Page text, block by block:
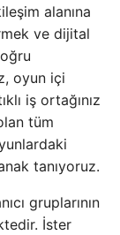
alanına
ve dijital
oyun içi
iş ortağınız
tüm
tanıyoruz.
gruplarının
İster